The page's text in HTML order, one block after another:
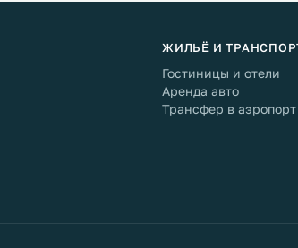
ЖИЛЬЁ И
Гостиницы и отели
Аренда авто
Трансфер в аэропорт